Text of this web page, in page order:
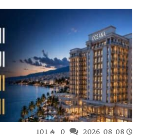
2026-08-08
101